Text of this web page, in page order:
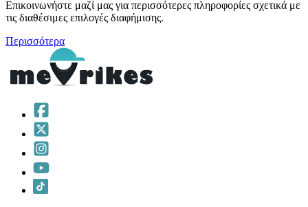
Επικοινωνήστε μαζί μας για περισσότερες πληροφορίες σχετικά με
τις διαθέσιμες επιλογές διαφήμισης.
Περισσότερα